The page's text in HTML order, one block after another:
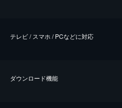
テレビ / スマホ / PCなどに対応
ダウンロード機能